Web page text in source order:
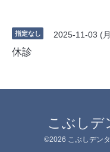
指定なし 2025-11-03 (
休診
こぶしデ
©2026 こぶしデン